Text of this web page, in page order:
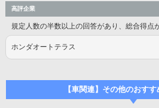
高評企業
規定人数の半数以上の回答があり、総合得点
ホンダオートテラス
【車関連】その他のおす